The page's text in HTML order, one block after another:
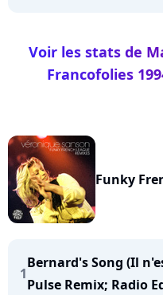
Voir les stats de
Francofolies
Funky
1
Bernard's Song (Il
Pulse Remix; Radio